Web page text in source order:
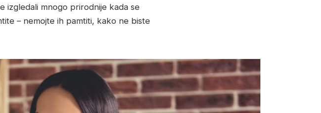
izgledali mnogo prirodnije kada se
– nemojte ih pamtiti, kako ne biste